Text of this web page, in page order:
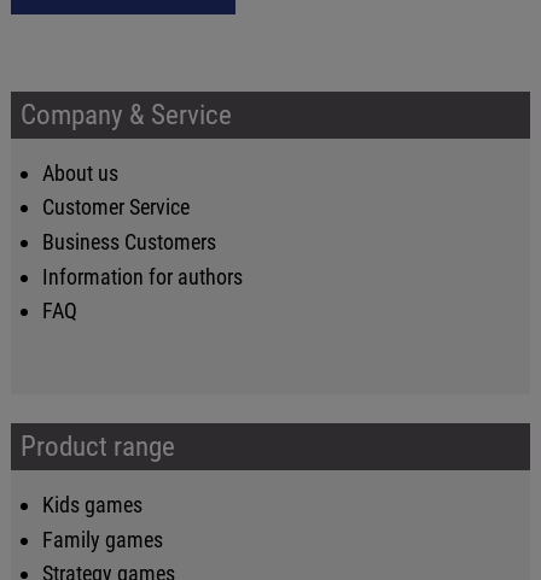
Company & Service
About us
Customer Service
Business Customers
Information for authors
FAQ
Product range
Kids games
Family games
Strategy games